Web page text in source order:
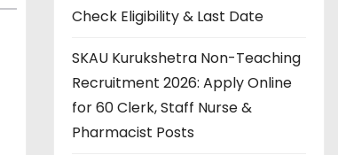
Check Eligibility & Last Date
SKAU Kurukshetra Non-Teaching
Recruitment 2026: Apply Online
for 60 Clerk, Staff Nurse &
Pharmacist Posts